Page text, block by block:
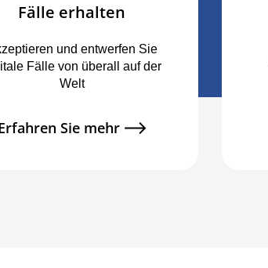
Fälle erhalten
und entwerfen Sie
Fälle von überall auf der
Welt
Sie mehr